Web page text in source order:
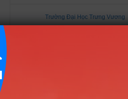
Trường Đại Học Trưng Vương